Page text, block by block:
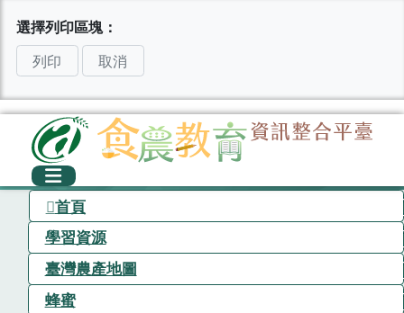
選擇列印區塊：
列印
取消
首頁
學習資源
臺灣農產地圖
蜂蜜